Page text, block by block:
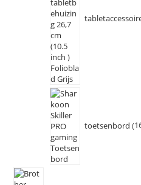
toetsenbord